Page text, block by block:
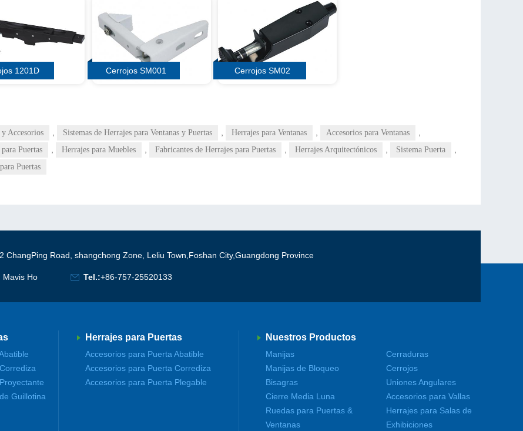
1201D Cerrojos SM001 Cerrojos SM02
Accesorios Sistemas de Herrajes para Ventanas y Puertas Herrajes para Ventanas Accesorios para Ventanas
Puertas Herrajes para Muebles Fabricantes de Herrajes para Puertas Herrajes Arquitectónicos Sistema Puerta
Puertas
ChangPing Road, shangchong Zone, Leliu Town,Foshan City,Guangdong Province
Mavis Ho Tel.:+86-757-25520133
Guillotina
Herrajes para Puertas
Accesorios para Puerta Abatible
Accesorios para Puerta Corrediza
Accesorios para Puerta Plegable
Nuestros Productos
Manijas
Manijas de Bloqueo
Bisagras
Cierre Media Luna
Ruedas para Puertas &
Ventanas
Cerraduras
Cerrojos
Uniones Angulares
Accesorios para Vallas
Herrajes para Salas de
Exhibiciones